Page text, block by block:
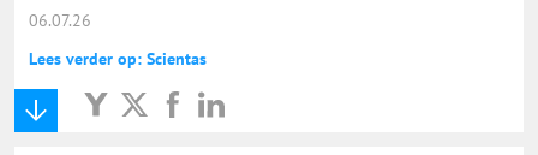
06.07.26
Lees verder op: Scientas